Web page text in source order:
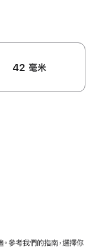
42 毫米
參考我們的指南，選擇你